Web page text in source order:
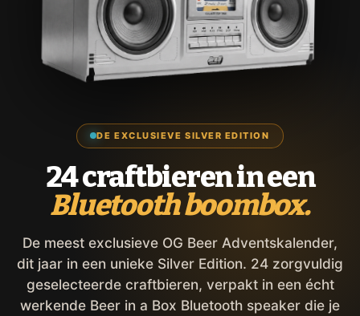
DE EXCLUSIEVE SILVER EDITION
24 craftbieren in een
Bluetooth boombox.
De meest exclusieve OG Beer Adventskalender,
dit jaar in een unieke Silver Edition. 24 zorgvuldig
geselecteerde craftbieren, verpakt in een écht
werkende Beer in a Box Bluetooth speaker die je